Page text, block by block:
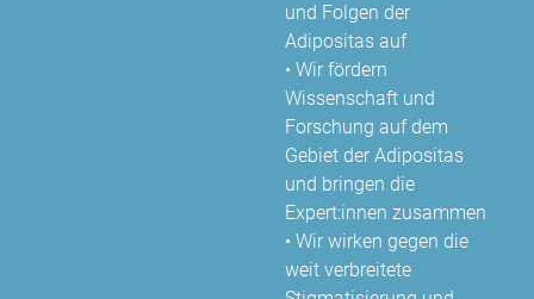
und Folgen der
Adipositas auf
• Wir fördern
Wissenschaft und
Forschung auf dem
Gebiet der Adipositas
und bringen die
Expert:innen zusammen
• Wir wirken gegen die
weit verbreitete